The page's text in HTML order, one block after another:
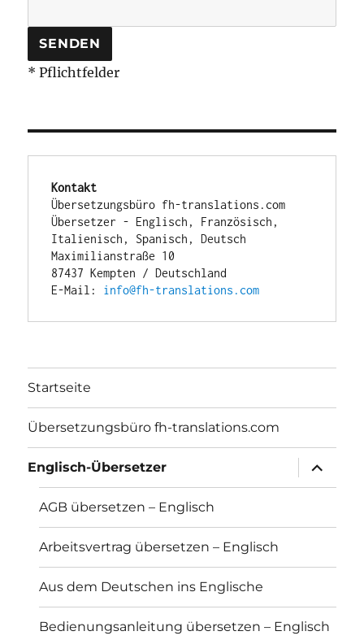
* Pflichtfelder
Kontakt
Übersetzungsbüro fh-translations.com
Übersetzer - Englisch, Französisch,
Italienisch, Spanisch, Deutsch
Maximilianstraße 10
87437 Kempten / Deutschland
E-Mail: info@fh-translations.com
Startseite
Übersetzungsbüro fh-translations.com
Englisch-Übersetzer
anzeigen
AGB übersetzen – Englisch
Arbeitsvertrag übersetzen – Englisch
Aus dem Deutschen ins Englische
Bedienungsanleitung übersetzen – Englisch